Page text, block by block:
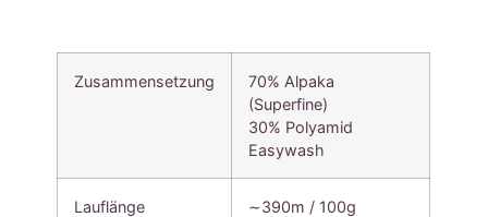
Zusammensetzung
70% Alpaka
(Superfine)
30% Polyamid
Easywash
Lauflänge ∼390m / 100g